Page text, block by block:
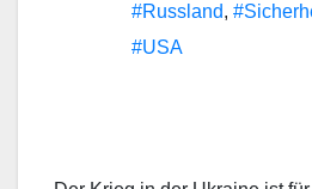
#Russland,
#USA